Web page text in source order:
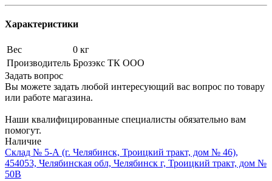
Характеристики
Вес
0 кг
Производитель Брозэкс ТК ООО
Задать вопрос
Вы можете задать любой интересующий вас вопрос по товару
или работе магазина.
Наши квалифицированные специалисты обязательно вам
помогут.
Наличие
Склад № 5-А (г. Челябинск, Троицкий тракт, дом № 46),
454053, Челябинская обл, Челябинск г, Троицкий тракт, дом №
50В